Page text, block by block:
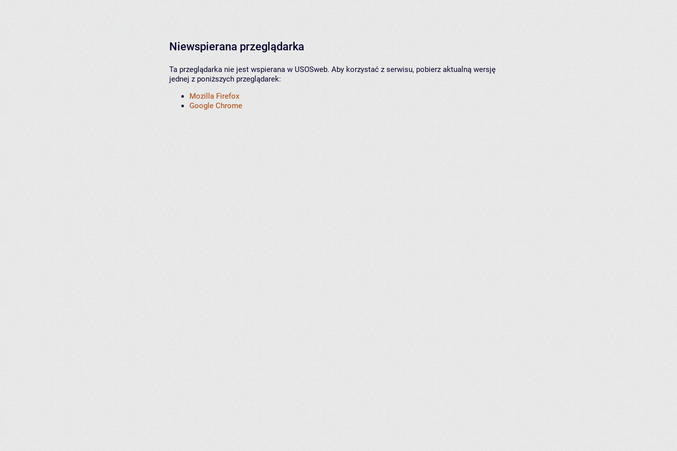
Niewspierana przeglądarka
Ta przeglądarka nie jest wspierana w USOSweb. Aby korzystać z serwisu, pobierz aktualną wersję
jednej z poniższych przeglądarek:
Mozilla Firefox
Google Chrome